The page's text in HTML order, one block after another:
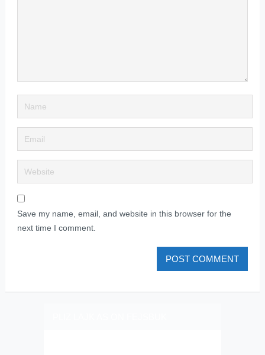
Save my name, email, and website in this browser for the
next time I comment.